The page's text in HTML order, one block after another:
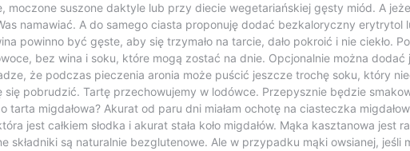
suszone daktyle lub przy diecie wegetariańskiej gęsty miód. A
namawiać. A do samego ciasta proponuję dodać bezkaloryczny erytrytol
powinno być gęste, aby się trzymało na tarcie, dało pokroić i nie ciekło.
bez wina i soku, które mogą zostać na dnie. Opcjonalnie można
że podczas pieczenia aronia może puścić jeszcze trochę soku, który
pobrudzić. Tartę przechowujemy w lodówce. Przepysznie będzie
tarta migdałowa? Akurat od paru dni miałam ochotę na ciasteczka
jest całkiem słodka i akurat stała koło migdałów. Mąka kasztanowa jest
składniki są naturalnie bezglutenowe. Ale w przypadku mąki owsianej,